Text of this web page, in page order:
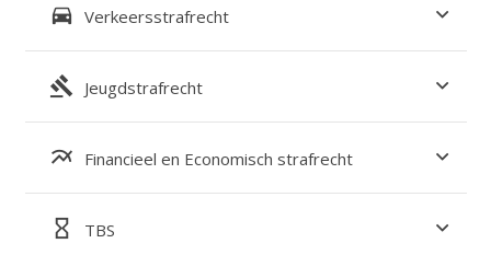
directions_car Verkeersstrafrecht
gavel Jeugdstrafrecht
multiline_chart Financieel en Economisch strafrecht
hourglass_empty TBS